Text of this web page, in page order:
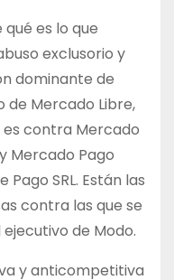
es lo que
exclusorio y
dominante de
de Mercado Libre,
contra Mercado
Mercado Pago
SRL. Están las
contra las que se
de Modo.
y anticompetitiva